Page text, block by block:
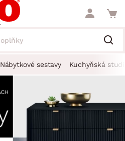
Nábytkové sestavy Kuchyňská